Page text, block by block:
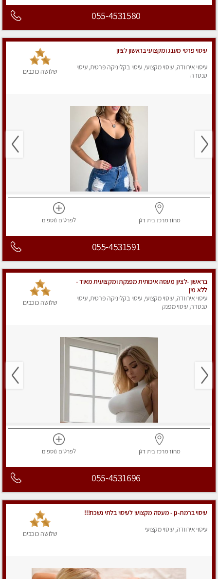
055-4531580
עיסוי פרטי מענג ומקצועי בראשון לציון
עיסוי אירוודה, עיסוי מקצועי, עיסוי בקליניקה פרטית, עיסוי
טנטרה
שלושה כוכבים
מחוז מרכז בית דגן לפרטים נוספים
055-4531591
בראשון -לציון מעסה איכותית מפנקת ומקצועית מאוד -
ללא מין
עיסוי אירוודה, עיסוי מקצועי, עיסוי בקליניקה פרטית, עיסוי
טנטרה, עיסוי מפנק
שלושה כוכבים
מחוז מרכז בית דגן לפרטים נוספים
055-4531696
עיסוי ברמת-גן - מעסה מקצועי לעיסוי בלתי נשכח!!!
עיסוי אירוודה, עיסוי מקצועי
שלושה כוכבים